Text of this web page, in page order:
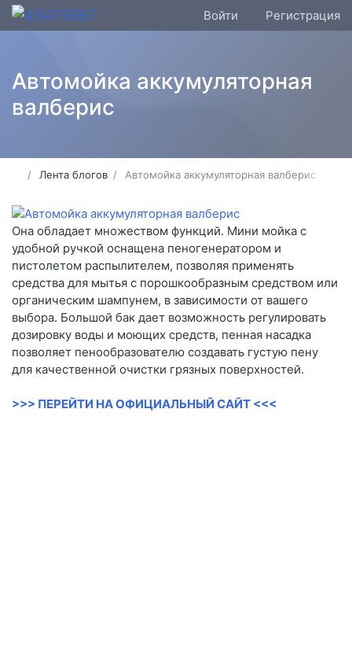
Войти Регистрация
Автомойка аккумуляторная
валберис
Лента блогов Автомойка аккумуляторная валберис
Она обладает множеством функций. Мини мойка с
удобной ручкой оснащена пеногенератором и
пистолетом распылителем, позволяя применять
средства для мытья с порошкообразным средством или
органическим шампунем, в зависимости от вашего
выбора. Большой бак дает возможность регулировать
дозировку воды и моющих средств, пенная насадка
позволяет пенообразователю создавать густую пену
для качественной очистки грязных поверхностей.
>>> ПЕРЕЙТИ НА ОФИЦИАЛЬНЫЙ САЙТ <<<